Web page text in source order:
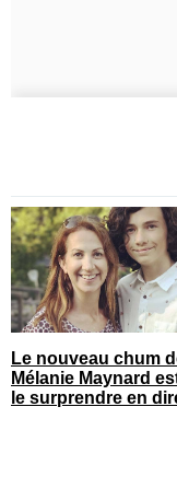
Le nouveau chum
Mélanie Maynard
le surprendre en